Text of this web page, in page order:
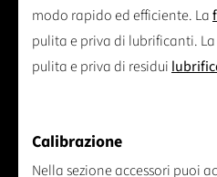
modo rapido ed efficiente. La
pulita e priva di lubrificanti. La
pulita e priva di residui
Calibrazione
Nella sezione accessori puoi